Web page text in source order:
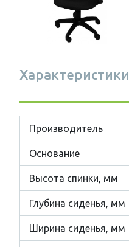
Характеристики
Производитель
Основание
Высота спинки, мм
Глубина сиденья, мм
Ширина сиденья, мм